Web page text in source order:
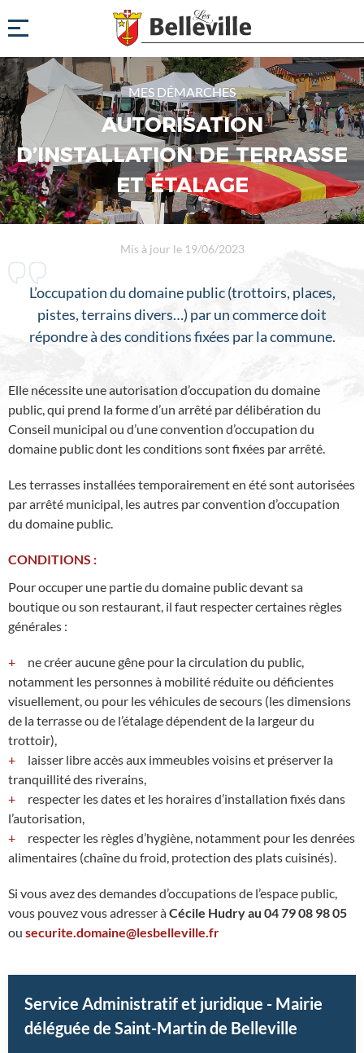
MES DÉMARCHES
AUTORISATION
D’INSTALLATION DE TERRASSE
ET ÉTALAGE
Mis à jour le 19/06/2023
L’occupation du domaine public (trottoirs, places,
pistes, terrains divers…) par un commerce doit
répondre à des conditions fixées par la commune.
Elle nécessite une autorisation d’occupation du domaine
public, qui prend la forme d’un arrêté par délibération du
Conseil municipal ou d’une convention d’occupation du
domaine public dont les conditions sont fixées par arrêté.
Les terrasses installées temporairement en été sont autorisées
par arrêté municipal, les autres par convention d’occupation
du domaine public.
CONDITIONS :
Pour occuper une partie du domaine public devant sa
boutique ou son restaurant, il faut respecter certaines règles
générales :
ne créer aucune gêne pour la circulation du public,
notamment les personnes à mobilité réduite ou déficientes
visuellement, ou pour les véhicules de secours (les dimensions
de la terrasse ou de l’étalage dépendent de la largeur du
trottoir),
laisser libre accès aux immeubles voisins et préserver la
tranquillité des riverains,
respecter les dates et les horaires d’installation fixés dans
l’autorisation,
respecter les règles d’hygiène, notamment pour les denrées
alimentaires (chaîne du froid, protection des plats cuisinés).
Si vous avez des demandes d’occupations de l’espace public,
vous pouvez vous adresser àCécile Hudry au 04 79 08 98 05
ou securite.domaine@lesbelleville.fr
Service Administratif et juridique - Mairie
déléguée de Saint-Martin de Belleville